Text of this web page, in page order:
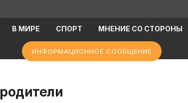
В МИРЕ СПОРТ МНЕНИЕ СО СТОРОНЫ
ИНФОРМАЦИОННОЕ СООБЩЕНИЕ
родители